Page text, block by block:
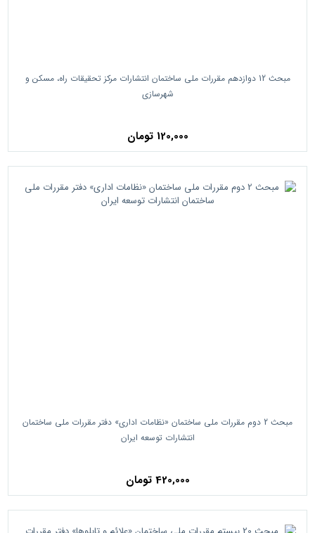
مبحث 12 دوازدهم مقررات ملی ساختمان انتشارات مرکز تحقیقات راه، مسکن و
شهرسازی
120,000 تومان
مبحث 2 دوم مقررات ملی ساختمان «نظامات اداری» دفتر مقررات ملی ساختمان
انتشارات توسعه ایران
420,000 تومان